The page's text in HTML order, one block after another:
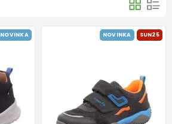
NOVINKA NOVINKA SUN25